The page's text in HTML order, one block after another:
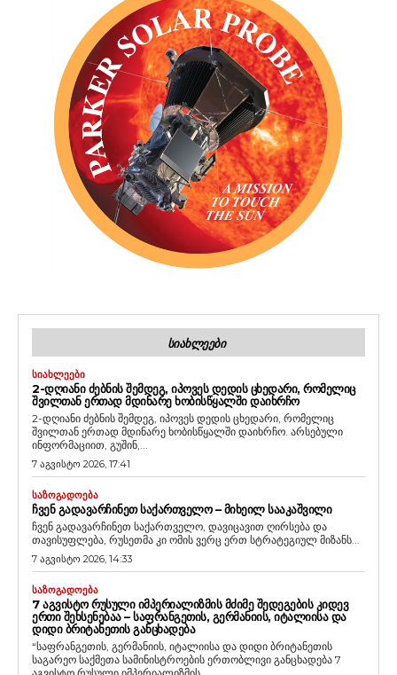
ᲡᲘᲐᲮᲚᲔᲔᲑᲘ
ᲡᲘᲐᲮᲚᲔᲔᲑᲘ
2-ᲓᲦᲘᲐᲜᲘ ᲫᲔᲑᲜᲘᲡ ᲨᲔᲛᲓᲔᲒ, ᲘᲞᲝᲕᲔᲡ ᲓᲔᲓᲘᲡ ᲪᲮᲔᲓᲐᲠᲘ, ᲠᲝᲛᲔᲚᲘᲪ
ᲨᲕᲘᲚᲗᲐᲜ ᲔᲠᲗᲐᲓ ᲛᲓᲘᲜᲐᲠᲔ ᲮᲝᲑᲘᲡᲬᲧᲐᲚᲨᲘ ᲓᲐᲘᲮᲠᲩᲝ
2-დღიანი ძებნის შემდეგ, იპოვეს დედის ცხედარი, რომელიც
შვილთან ერთად მდინარე ხობისწყალში დაიხრჩო. არსებული
ინფორმაციით, გუშინ,...
7 აგვისტო 2026, 17:41
ᲡᲐᲖᲝᲒᲐᲓᲝᲔᲑᲐ
ᲩᲕᲔᲜ ᲒᲐᲓᲐᲕᲐᲠᲩᲘᲜᲔᲗ ᲡᲐᲥᲐᲠᲗᲕᲔᲚᲝ – ᲛᲘᲮᲔᲘᲚ ᲡᲐᲐᲙᲐᲨᲕᲘᲚᲘ
ჩვენ გადავარჩინეთ საქართველო, დავიცავით ღირსება და
თავისუფლება, რუსეთმა კი ომის ვერც ერთ სტრატეგიულ მიზანს...
7 აგვისტო 2026, 14:33
ᲡᲐᲖᲝᲒᲐᲓᲝᲔᲑᲐ
7 ᲐᲒᲕᲘᲡᲢᲝ ᲠᲣᲡᲣᲚᲘ ᲘᲛᲞᲔᲠᲘᲐᲚᲘᲖᲛᲘᲡ ᲛᲫᲘᲛᲔ ᲨᲔᲓᲔᲒᲔᲑᲘᲡ ᲙᲘᲓᲔᲕ
ᲔᲠᲗᲘ ᲨᲔᲮᲡᲔᲜᲔᲑᲐᲐ – ᲡᲐᲤᲠᲐᲜᲒᲔᲗᲘᲡ, ᲒᲔᲠᲛᲐᲜᲘᲘᲡ, ᲘᲢᲐᲚᲘᲘᲡᲐ ᲓᲐ
ᲓᲘᲓᲘ ᲑᲠᲘᲢᲐᲜᲔᲗᲘᲡ ᲒᲐᲜᲪᲮᲐᲓᲔᲑᲐ
“საფრანგეთის, გერმანიის, იტალიისა და დიდი ბრიტანეთის
საგარეო საქმეთა სამინისტროების ერთობლივი განცხადება 7